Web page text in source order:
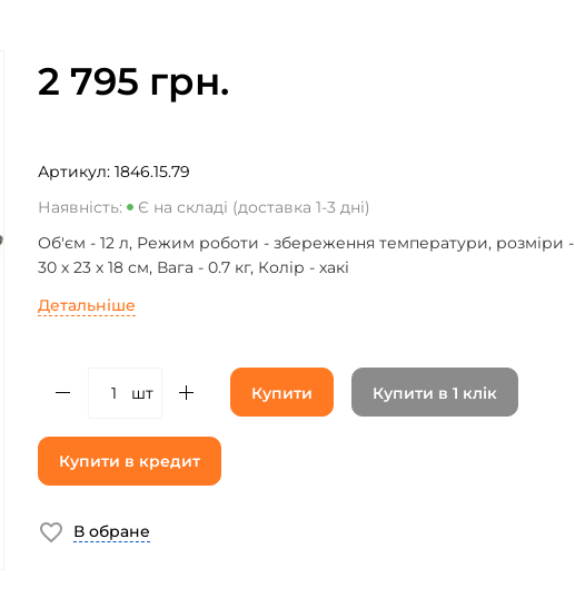
2 795 грн.
Артикул: 1846.15.79
Наявність:
Є на складі (доставка 1-3 дні)
Об'єм - 12 л, Режим роботи - збереження температури, розміри -
30 х 23 х 18 см, Вага - 0.7 кг, Колір - хакі
Детальніше
шт Купити Купити в 1 клік
Купити в кредит
В обране